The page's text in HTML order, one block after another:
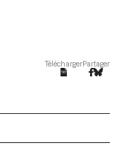
TéléchargerPartager